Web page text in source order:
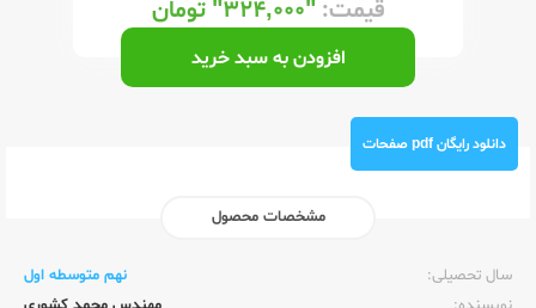
قیمت:"۳۲۴,۰۰۰" تومان
افزودن به سبد خرید
دانلود رایگان pdf صفحات
مشخصات محصول
سال تحصیلی:‌
نهم متوسطه اول